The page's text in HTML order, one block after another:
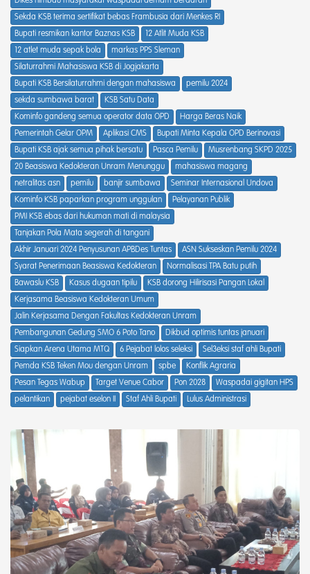
Sekda KSB terima sertifikat bebas Frambusia dari Menkes RI
Bupati resmikan kantor Baznas KSB
12 Atlit Muda KSB
12 atlet muda sepak bola
markas PPS Sleman
Silaturrahmi Mahasiswa KSB di Jogjakarta
Bupati KSB Bersilaturrahmi dengan mahasiswa
pemilu 2024
sekda sumbawa barat
KSB Satu Data
Kominfo gandeng semua operator data OPD
Harga Beras Naik
Pemerintah Gelar OPM
Aplikasi CMS
Bupati Minta Kepala OPD Berinovasi
Bupati KSB ajak semua pihak bersatu
Pasca Pemilu
Musrenbang SKPD 2025
20 Beasiswa Kedokteran Unram Menunggu
mahasiswa magang
netralitas asn
pemilu banjir sumbawa
Seminar Internasional Undova
Kominfo KSB paparkan program unggulan
Pelayanan Publik
PMI KSB ebas dari hukuman mati di malaysia
Tanjakan Pola Mata segerah di tangani
Akhir Januari 2024 Penyusunan APBDes Tuntas
ASN Sukseskan Pemilu 2024
Syarat Penerimaan Beasiswa Kedokteran
Normalisasi TPA Batu putih
Bawaslu KSB
Kasus dugaan tipilu
KSB dorong Hilirisasi Pangan Lokal
Kerjasama Beasiswa Kedokteran Umum
Jalin Kerjasama Dengan Fakultas Kedokteran Unram
Pembangunan Gedung SMO 6 Poto Tano
Dikbud optimis tuntas januari
Siapkan Arena Utama MTQ
6 Pejabat lolos seleksi
Sel3eksi staf ahli Bupati
Pemda KSB Teken Mou dengan Unram
spbe
Konflik Agraria
Pesan Tegas Wabup
Target Venue Cabor Pon 2028
Waspadai gigitan HPS
pelantikan
pejabat eselon II Staf Ahli Bupati Lulus Administrasi